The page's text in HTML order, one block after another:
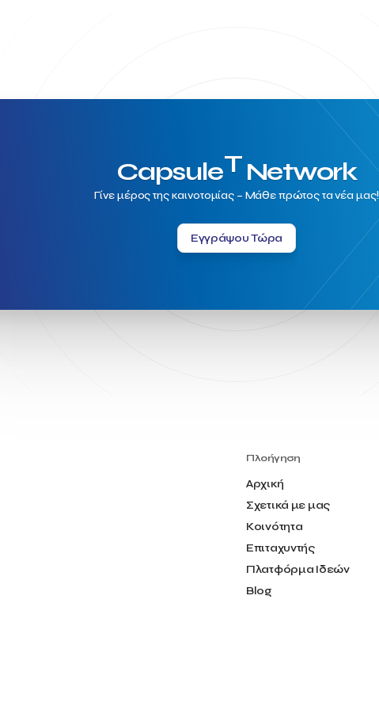
CapsuleTNetwork
Γίνε μέρος της καινοτομίας – Μάθε πρώτος τα νέα μας!
Εγγράψου Τώρα
Πλοήγηση
Αρχική
Σχετικά με μας
Κοινότητα
Επιταχυντής
Πλατφόρμα Ιδεών
Blog